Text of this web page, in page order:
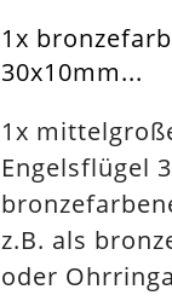
1x
30x10mm...
1x
Engelsflügel
z.B. als
oder